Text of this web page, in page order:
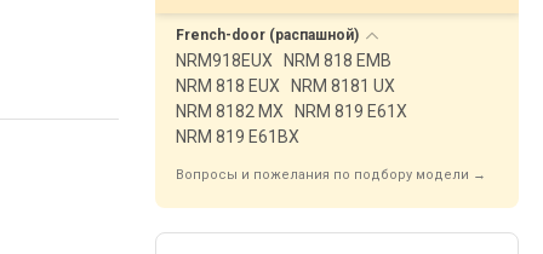
French-door (распашной)
NRM918EUX
NRM 818 EMB
NRM 818 EUX
NRM 8181 UX
NRM 8182 MX
NRM 819 E61X
NRM 819 E61BX
Вопросы и пожелания по подбору модели →